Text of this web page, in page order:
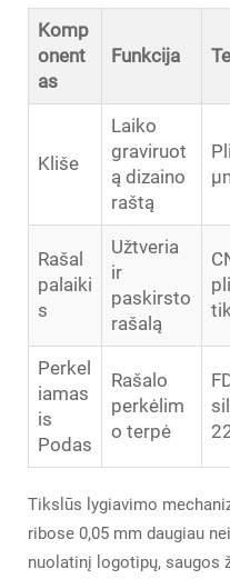
Komp
onent
as
Funkcija
Kliše
Laiko
graviruot
ą dizaino
raštą
Rašal
palaiki
s
Užtveria
ir
paskirsto
rašalą
Perkel
iamas
is
Podas
Rašalo
perkėlim
o terpė
Tikslūs lygiavimo
ribose 0,05 mm daugiau
nuolatinį logotipų, saugos